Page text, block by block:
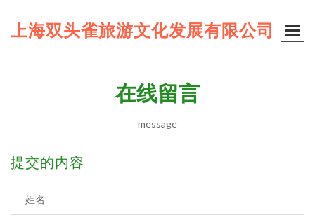
上海双头雀旅游文化发展有限公司
在线留言
message
提交的内容